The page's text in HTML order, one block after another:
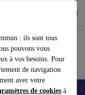
: ils sont tous
pouvons vous
à vos besoins. Pour
de navigation
avec votre
de cookies à
Accessoires